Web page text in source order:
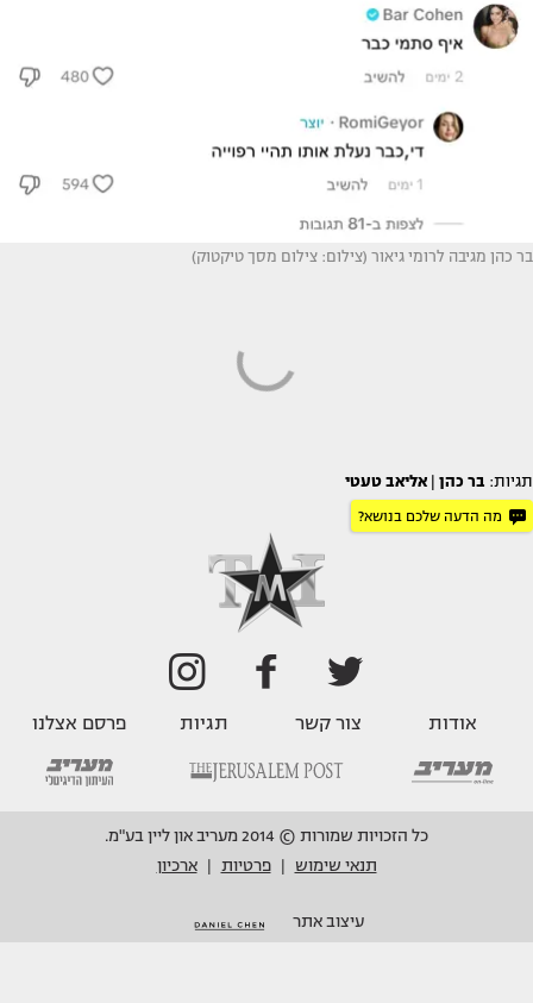
בר כהן מגיבה לרומי גיאור (צילום: צילום מסך טיקטוק)
תגיות: בר כהן אליאב טעטי
מה הדעה שלכם בנושא?
אודות צור קשר תגיות פרסם אצלנו
כל הזכויות שמורות © 2014 מעריב און ליין בע"מ.
תנאי שימוש
פרטיות ארכיון
עיצוב אתר